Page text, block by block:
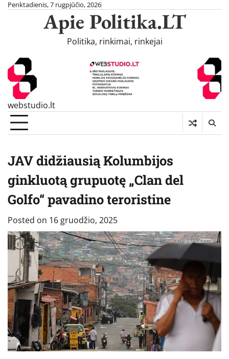
SkipPenktadienis, 7 rugpjūčio, 2026
Apie Politika.LT
Politika, rinkimai, rinkejai
webstudio.lt
JAV didžiausią Kolumbijos
ginkluotą grupuotę „Clan del
Golfo“ pavadino teroristine
Posted on 16 gruodžio, 2025